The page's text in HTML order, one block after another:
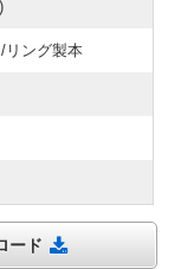
リング製本
ード